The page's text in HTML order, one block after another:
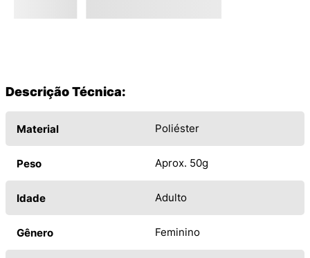
Descrição Técnica:
Material Poliéster
Peso Aprox. 50g
Idade Adulto
Gênero Feminino